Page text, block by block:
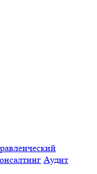
Аудит